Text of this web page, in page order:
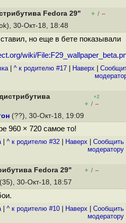
Fedora 29" + / –
30-Окт-18, 18:48
но еще в бете показывали
wiki/
| ^ к родителю #17 Наверх
+2
+ / –
(??), 30-Окт-18, 19:09
960 × 720 самое то!
| ^ к родителю #32 Наверх
Cообщить
модератору
Fedora 29" + / –
(35), 30-Окт-18, 18:57
| ^ к родителю #10 Наверх
Cообщить
модератору